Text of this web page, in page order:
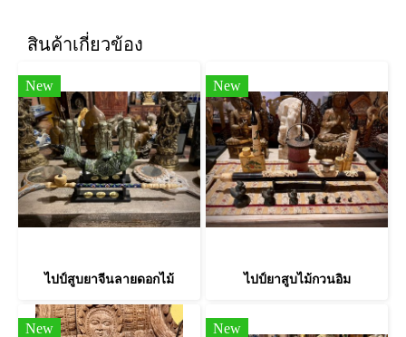
สินค้าเกี่ยวข้อง
New
ไปป์สูบยาจีนลายดอกไม้
New
ไปป์ยาสูบไม้กวนอิม
New New